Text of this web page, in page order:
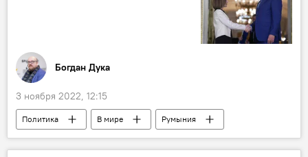
Богдан Дука
3 ноября 2022, 12:15
Политика В мире
Румыния
Молдова
Майя Санду